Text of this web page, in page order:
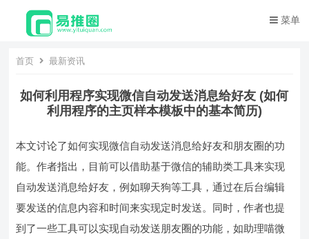
菜单
首页 最新资讯
如何利用程序实现微信自动发送消息给好友 (如何
利用程序的主页样本模板中的基本简历)
本文讨论了如何实现微信自动发送消息给好友和朋友圈的功
能。作者指出，目前可以借助基于微信的辅助类工具来实现
自动发送消息给好友，例如聊天狗等工具，通过在后台编辑
要发送的信息内容和时间来实现定时发送。同时，作者也提
到了一些工具可以实现自动发送朋友圈的功能，如助理喵微